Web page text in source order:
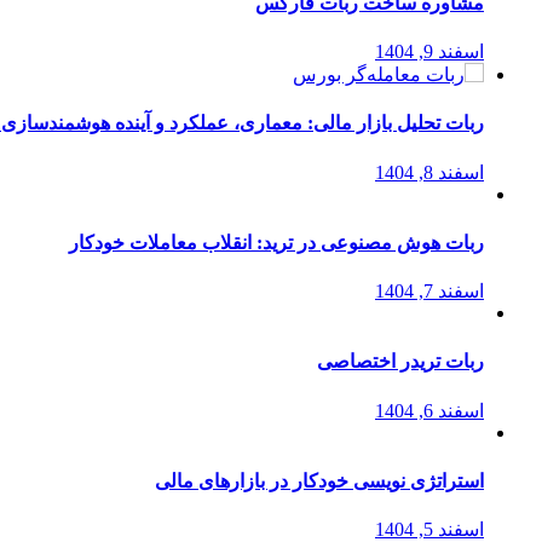
اسفند 9, 1404
ربات تحلیل بازار مالی: معماری، عملکرد و آینده
اسفند 8, 1404
ربات هوش مصنوعی در ترید: انقلاب معاملات خودکار
اسفند 7, 1404
ربات تریدر اختصاصی
اسفند 6, 1404
استراتژی‌ نویسی خودکار در بازارهای مالی
اسفند 5, 1404